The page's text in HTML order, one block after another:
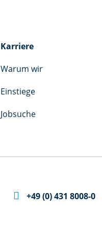
Karriere
Warum wir
Einstiege
Jobsuche
 +49 (0) 431 8008-0